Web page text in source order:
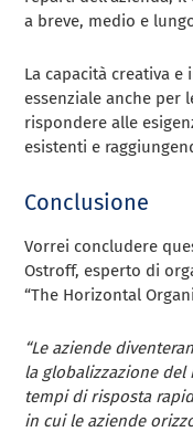
a breve, medio e
La capacità creativa e
essenziale anche
rispondere alle
esistenti e
Conclusione
Vorrei concludere
Ostroff, esperto di
“The Horizontal
“Le aziende
la globalizzazione
tempi di risposta
in cui le aziende